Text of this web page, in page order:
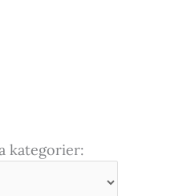
kategorier: